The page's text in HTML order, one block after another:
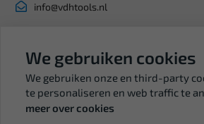
info@vdhtools.nl
BTW: NL819958657B01
We gebruiken cookies
We gebruiken onze en third-party
te personaliseren en web traffic te
meer over cookies